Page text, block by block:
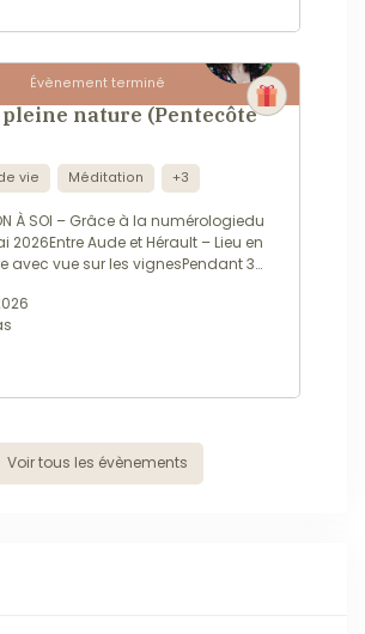
Évènement terminé
Reconnexion à Soi – 3
nature (Pentecôte
vie Méditation +3
À SOI – Grâce à la numérologiedu
2026Entre Aude et Hérault – Lieu en
avec vue sur les vignesPendant 3
Comprendre votre chemin
vos cycles et défis– Retrouver
intérieureLe...
Voir tous les évènements